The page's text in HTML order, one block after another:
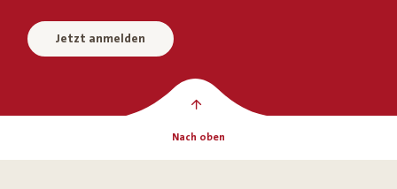
Jetzt anmelden
Nach oben